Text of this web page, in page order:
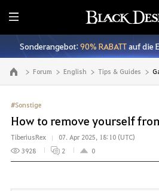
A
l
l
e
Sonderangebot:90% RABATTauf die
Zur Hauptseite Forum English Tips & Guides
#Sonstige
How to remove yourself
TiberiusRex
07. Apr 2025, 18:10 (UTC)
3928
2 0